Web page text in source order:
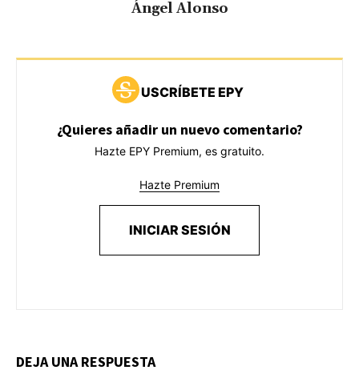
Ángel Alonso
USCRÍBETE EPY
¿Quieres añadir un nuevo comentario?
Hazte EPY Premium, es gratuito.
Hazte Premium
INICIAR SESIÓN
DEJA UNA RESPUESTA